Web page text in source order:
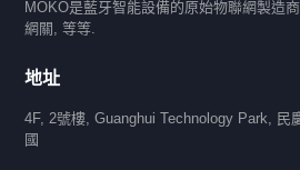
MOKO是藍牙智能設備的原始物聯網製造
網關, 等等.
地址
4F, 2號樓, Guanghui Technology Park, 民
國